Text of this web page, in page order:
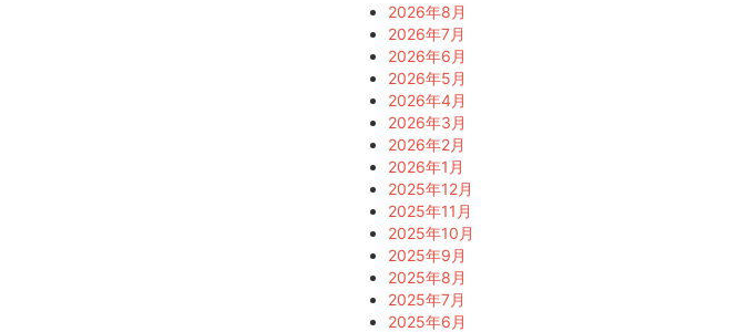
2026年8月
2026年7月
2026年6月
2026年5月
2026年4月
2026年3月
2026年2月
2026年1月
2025年12月
2025年11月
2025年10月
2025年9月
2025年8月
2025年7月
2025年6月